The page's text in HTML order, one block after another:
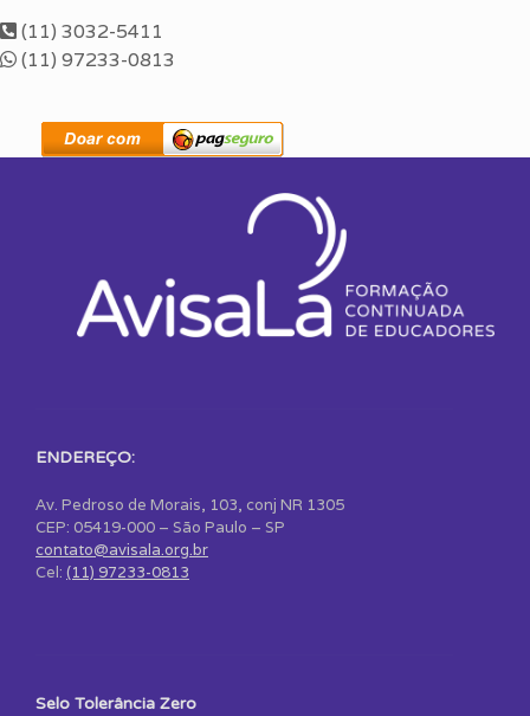
(11) 3032-5411
(11) 97233-0813
ENDEREÇO:
Av. Pedroso de Morais, 103, conj NR 1305
CEP: 05419-000 – São Paulo – SP
contato@avisala.org.br
Cel: (11) 97233-0813
Selo Tolerância Zero